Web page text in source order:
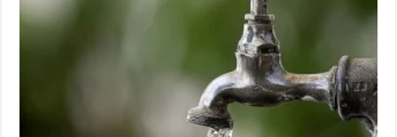
processo
de
privatização
da
água
em
Italva,
Cardoso
e